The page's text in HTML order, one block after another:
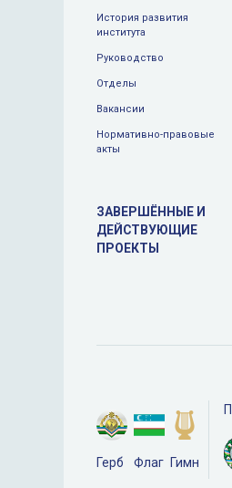
История развития
института
Руководство
Отделы
Вакансии
Нормативно-правовые
акты
ЗАВЕРШЁННЫЕ И
ДЕЙСТВУЮЩИЕ
ПРОЕКТЫ
Герб Флаг Гимн